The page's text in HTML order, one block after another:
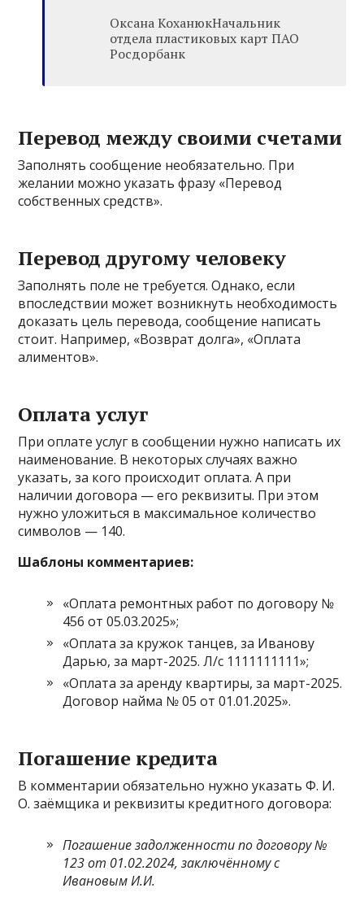
Оксана КоханюкНачальник
отдела пластиковых карт ПАО
Росдорбанк
Перевод между своими счетами
Заполнять сообщение необязательно. При
желании можно указать фразу «Перевод
собственных средств».
Перевод другому человеку
Заполнять поле не требуется. Однако, если
впоследствии может возникнуть необходимость
доказать цель перевода, сообщение написать
стоит. Например, «Возврат долга», «Оплата
алиментов».
Оплата услуг
При оплате услуг в сообщении нужно написать их
наименование. В некоторых случаях важно
указать, за кого происходит оплата. А при
наличии договора — его реквизиты. При этом
нужно уложиться в максимальное количество
символов — 140.
Шаблоны комментариев:
«Оплата ремонтных работ по договору №
456 от 05.03.2025»;
«Оплата за кружок танцев, за Иванову
Дарью, за март-2025. Л/с 1111111111»;
«Оплата за аренду квартиры, за март-2025.
Договор найма № 05 от 01.01.2025».
Погашение кредита
В комментарии обязательно нужно указать Ф. И.
О. заёмщика и реквизиты кредитного договора:
Погашение задолженности по договору №
123 от 01.02.2024, заключённому с
Ивановым И.И.